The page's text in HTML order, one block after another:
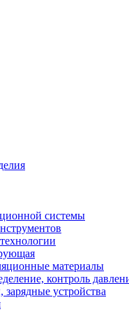
системы
материалы
контроль
устройства